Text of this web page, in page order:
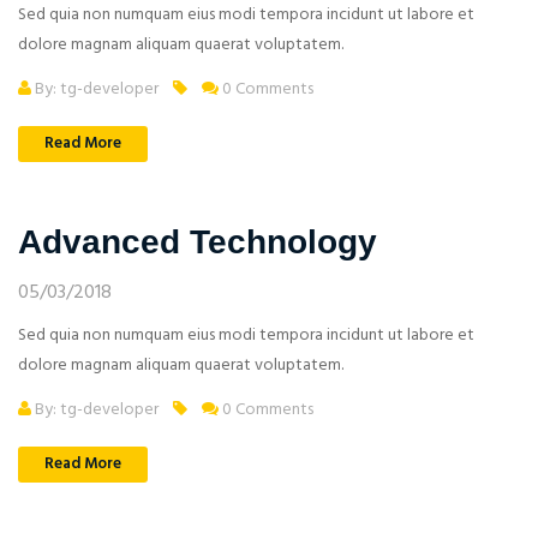
Sed quia non numquam eius modi tempora incidunt ut labore et
dolore magnam aliquam quaerat voluptatem.
By: tg-developer
0 Comments
Read More
Advanced Technology
05/03/2018
Sed quia non numquam eius modi tempora incidunt ut labore et
dolore magnam aliquam quaerat voluptatem.
By: tg-developer
0 Comments
Read More